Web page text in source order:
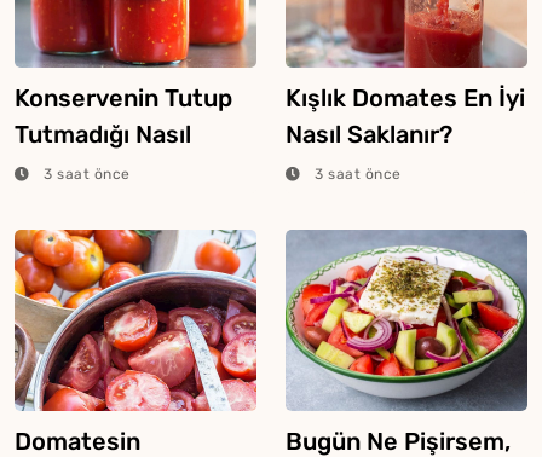
Konservenin Tutup
Tutmadığı Nasıl
Anlaşılır?
3 saat önce
Kışlık Domates En İyi
Nasıl Saklanır?
3 saat önce
Domatesin
Bugün Ne Pişirsem,